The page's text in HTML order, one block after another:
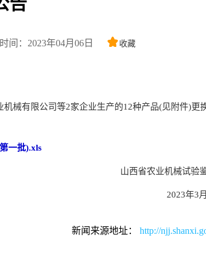
间：2023年04月06日 收藏
械有限公司等2家企业生产的12种产品(见附件)更
一批).xls
山西省农业机械试验
2023年3月
新闻来源地址： http://